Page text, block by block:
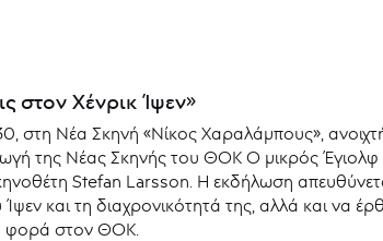
στον Χένρικ Ίψεν»
στη Νέα Σκηνή «Νίκος Χαραλάμπους»,
της Νέας Σκηνής του ΘΟΚ Ο μικρός
Stefan Larsson. Η εκδήλωση
και τη διαχρονικότητά της, αλλά και να
φορά στον ΘΟΚ.